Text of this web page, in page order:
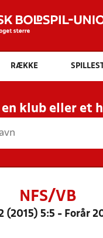
Hvad
INDHOLD
RESULTATER,
HOLD
RÆKKE
en klub eller et
NFS/VB
(2015) 5:5 - Forår